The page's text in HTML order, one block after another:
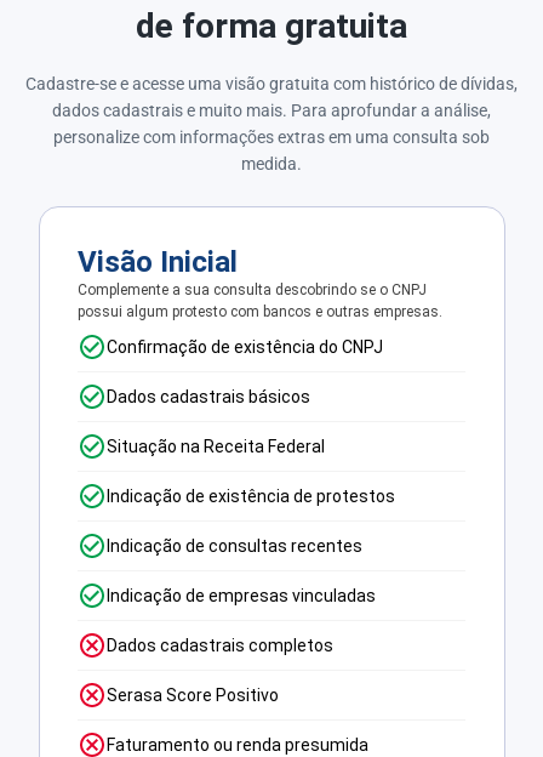
de forma gratuita
Cadastre-se e acesse uma visão gratuita com histórico de dívidas,
dados cadastrais e muito mais. Para aprofundar a análise,
personalize com informações extras em uma consulta sob
medida.
Visão Inicial
Complemente a sua consulta descobrindo se o CNPJ
possui algum protesto com bancos e outras empresas.
Confirmação de existência do CNPJ
Dados cadastrais básicos
Situação na Receita Federal
Indicação de existência de protestos
Indicação de consultas recentes
Indicação de empresas vinculadas
Dados cadastrais completos
Serasa Score Positivo
Faturamento ou renda presumida